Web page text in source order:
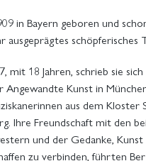
in Bayern geboren und
ausgeprägtes schöpferisches
mit 18 Jahren, schrieb sie
Angewandte Kunst in
aus dem Kloster
Ihre Freundschaft mit den
und der Gedanke,
zu verbinden, führten